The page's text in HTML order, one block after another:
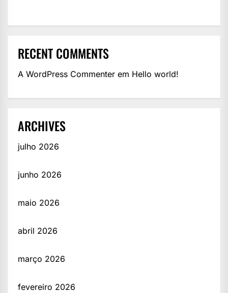
RECENT COMMENTS
A WordPress Commenter em Hello world!
ARCHIVES
julho 2026
junho 2026
maio 2026
abril 2026
março 2026
fevereiro 2026